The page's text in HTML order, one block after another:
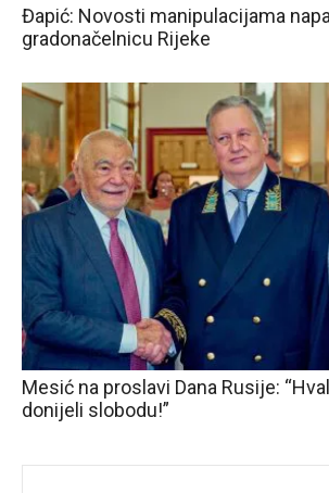
Đapić: Novosti manipulacijama
gradonačelnicu Rijeke
Mesić na proslavi Dana Rusije:
donijeli slobodu!”